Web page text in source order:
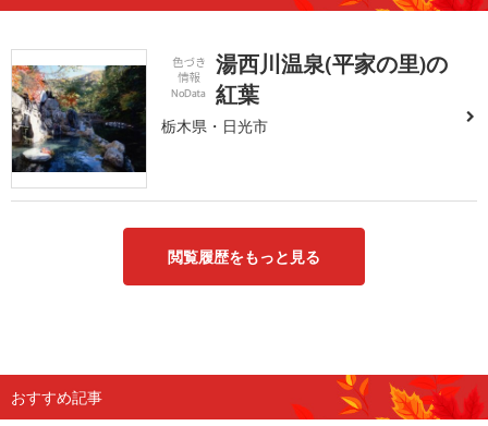
湯西川温泉(平家の里)の
紅葉
栃木県・日光市
閲覧履歴をもっと見る
おすすめ記事